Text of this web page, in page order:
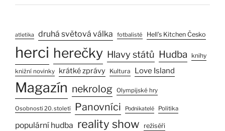
atletika druhá světová válka fotbalisté Hell’s Kitchen Česko
herci herečky Hlavy států Hudba knihy
knižní novinky krátké zprávy Kultura Love Island
Magazín nekrolog Olympijské hry
Osobnosti 20. století Panovníci Podnikatelé Politika
populární hudba reality show režiséři